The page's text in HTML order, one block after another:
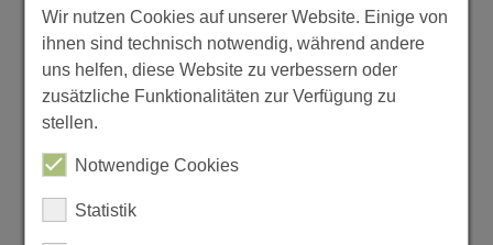
WIRTSCHAFT
ZU BESUCH BEI
FAMILIE LOESER
Wir nutzen Cookies auf unserer Website. Einige von
ihnen sind technisch notwendig, während andere
uns helfen, diese Website zu verbessern oder
zusätzliche Funktionalitäten zur Verfügung zu
stellen.
Notwendige Cookies
Statistik